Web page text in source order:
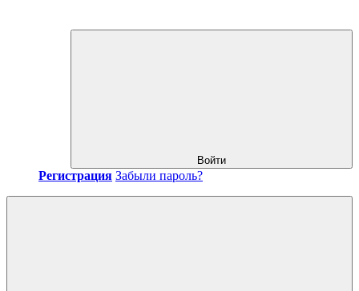
Войти
Регистрация Забыли пароль?